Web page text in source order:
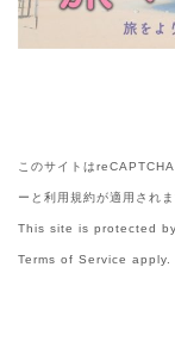
このサイトは
ー と 利用規約が適用されま
This site is protected
Terms of Service apply.